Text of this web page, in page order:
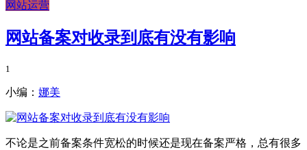
网站运营
网站备案对收录到底有没有影响
1
小编： 娜美
不论是之前备案条件宽松的时候还是现在备案严格，总有很多